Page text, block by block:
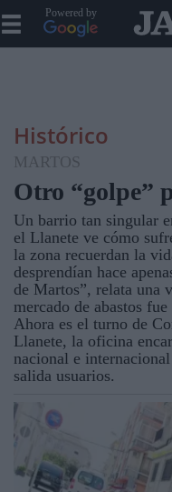
Powered by
Histórico
MARTOS
Otro “golpe”
Un barrio tan singular
el Llanete ve cómo
la zona recuerdan la
desprendían hace
de Martos”, relata una
mercado de abastos
Ahora es el turno de
Llanete, la oficina
nacional e
salida usuarios.